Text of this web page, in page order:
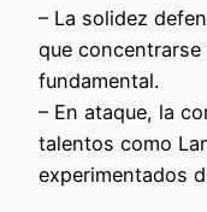
– La solidez
que
fundamental.
– En ataque, la
talentos como
experimentados